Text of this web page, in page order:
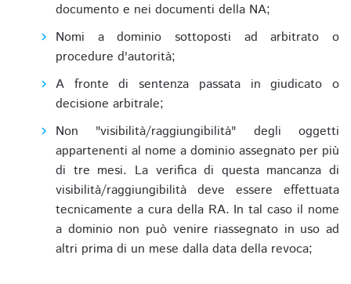
documento e nei documenti della NA;
Nomi a dominio sottoposti ad arbitrato o
procedure d'autorità;
A fronte di sentenza passata in giudicato o
decisione arbitrale;
Non "visibilità/raggiungibilità" degli oggetti
appartenenti al nome a dominio assegnato per più
di tre mesi. La verifica di questa mancanza di
visibilità/raggiungibilità deve essere effettuata
tecnicamente a cura della RA. In tal caso il nome
a dominio non può venire riassegnato in uso ad
altri prima di un mese dalla data della revoca;